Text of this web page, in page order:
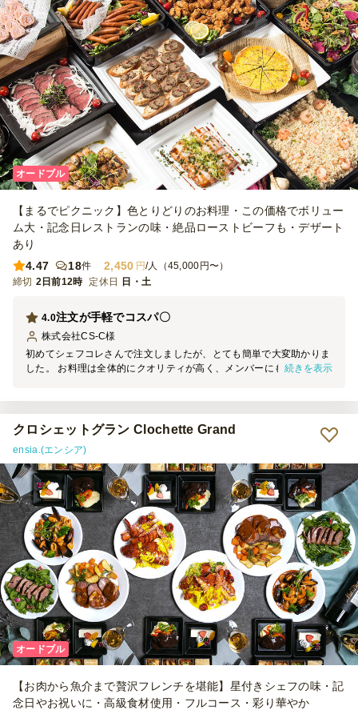
オードブル
【まるでピクニック】色とりどりのお料理・この価格でボリュー
ム大・記念日レストランの味・絶品ローストビーフも・デザート
あり
4.47
18件 2,450 円/人（45,000円〜）
締切 2日前12時 定休日 日・土
注文が手軽でコスパ〇
4.0
株式会社CS-C様
初めてシェフコレさんで注文しましたが、とても簡単で大変助かりま
した。 お料理は全体的にクオリティが高く、メンバーにも好評でし
続きを表示
クロシェットグラン Clochette Grand
ensia.(エンシア)
オードブル
【お肉から魚介まで贅沢フレンチを堪能】星付きシェフの味・記
念日やお祝いに・高級食材使用・フルコース・彩り華やか